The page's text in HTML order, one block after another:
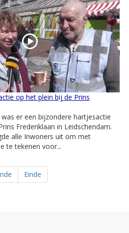
op het plein bij de Prins
er een bijzondere hartjesactie
Frederiklaan in Leidschendam.
alle Inwoners uit om met
te tekenen voor...
Einde